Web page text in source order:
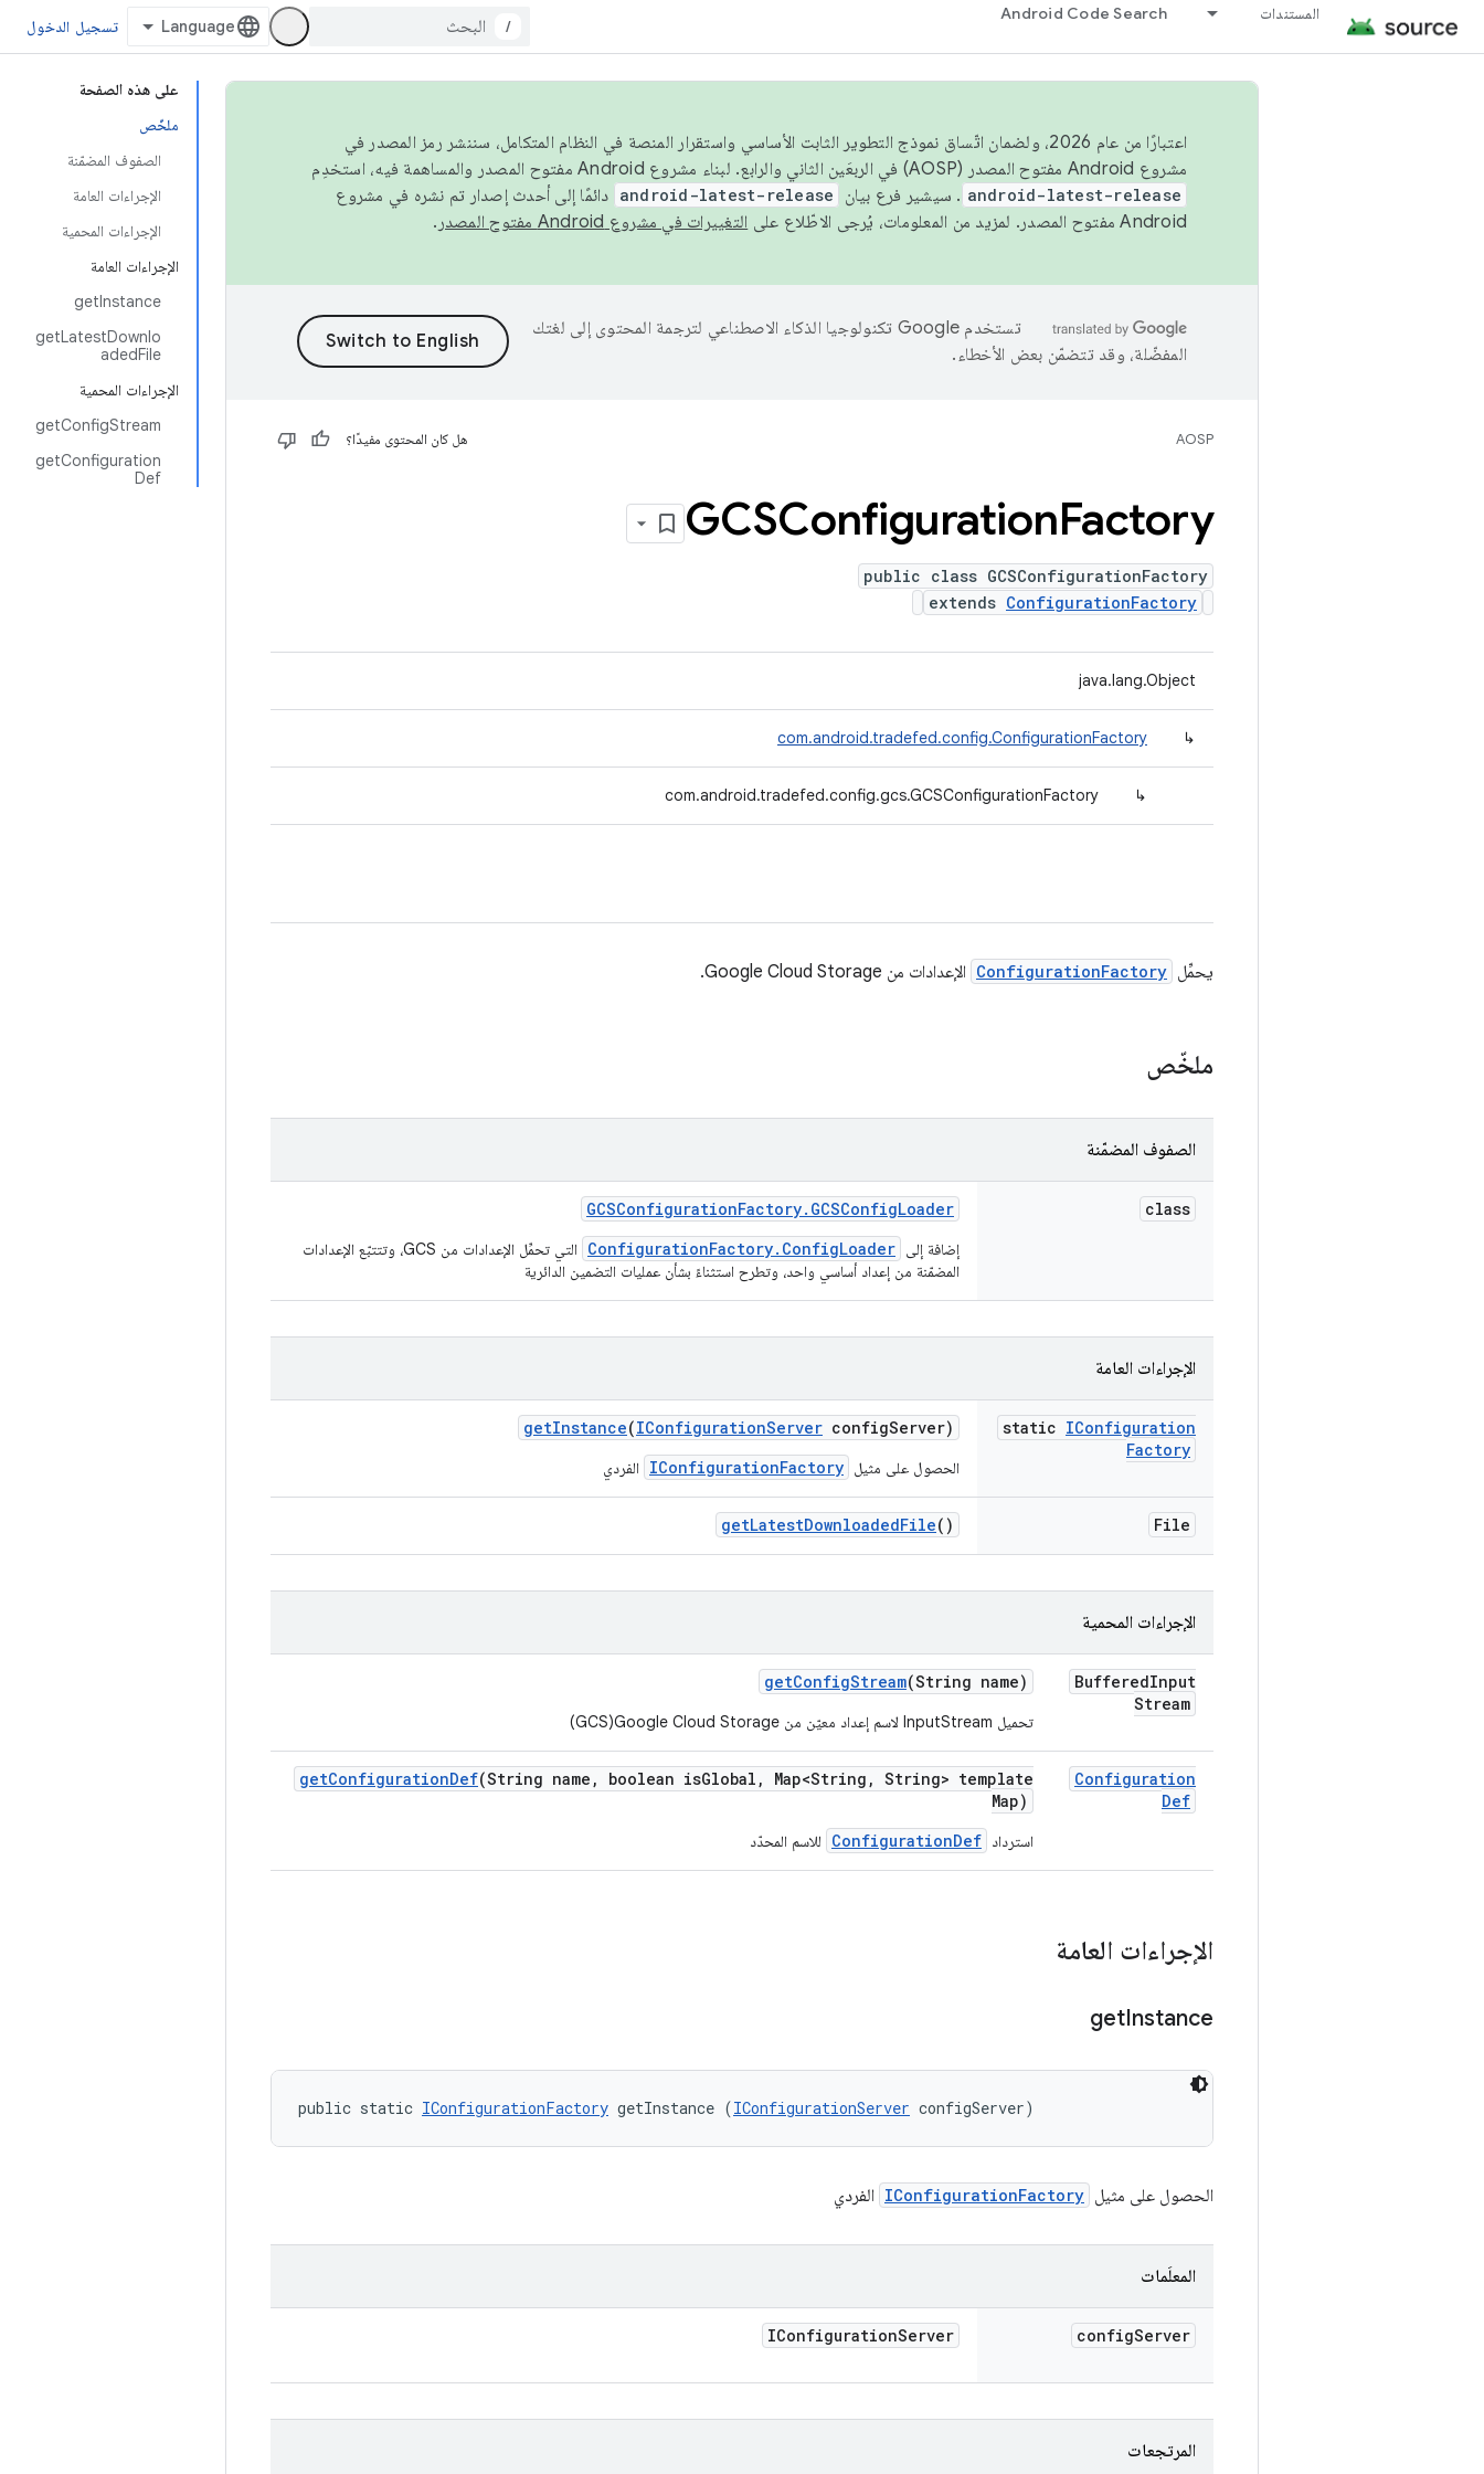
المستندات Android Code Search
/ تسجيل الدخول
على هذه الصفحة
ملخّص
الصفوف المضمّنة
الإجراءات العامة
الإجراءات المحمية
الإجراءات العامة
getInstance
getLatestDownlo
adedFile
الإجراءات المحمية
getConfigStream
getConfiguration
Def
اعتبارًا من عام 2026، ولضمان اتّساق نموذج التطوير الثابت الأساسي واستقرار المنصة في النظام المتكامل، سننشر رمز المصدر في
مشروع Android مفتوح المصدر (AOSP) في الربعَين الثاني والرابع. لبناء مشروع Android مفتوح المصدر والمساهمة فيه، استخدِم
android-latest-release . سيشير فرع بيان android-latest-release دائمًا إلى أحدث إصدار تم نشره في مشروع
Android مفتوح المصدر. لمزيد من المعلومات، يُرجى الاطّلاع على
التغييرات في مشروع Android مفتوح المصدر .
تستخدم Google تكنولوجيا الذكاء الاصطناعي لترجمة المحتوى إلى لغتك
المفضّلة، وقد تتضمّن بعض الأخطاء.
AOSP هل كان المحتوى مفيدًا؟
GCSConfigurationFactory
public class GCSConfigurationFactory
extends ConfigurationFactory
java.lang.Object
↳
com.android.tradefed.config.ConfigurationFactory
↳
com.android.tradefed.config.gcs.GCSConfigurationFactory
يحمِّل ConfigurationFactory الإعدادات من Google Cloud Storage.
ملخّص
الصفوف المضمّنة
class
GCSConfigurationFactory. GCSConfigLoader
إضافة إلى ConfigurationFactory.ConfigLoader
التي تحمِّل الإعدادات من GCS، وتتتبّع الإعدادات
المضمّنة من إعداد أساسي واحد، وتطرح استثناءً بشأن عمليات التضمين الدائرية
الإجراءات العامة
static IConfiguration
Factory
getInstance(IConfigurationServer configServer)
الحصول على مثيل IConfigurationFactory الفردي
File
getLatestDownloadedFile()
الإجراءات المحمية
BufferedInput
Stream
getConfigStream(String name)
تحميل InputStream لاسم إعداد معيّن من Google Cloud Storage‏(GCS)
Configuration
Def
getConfigurationDef(String name , boolean isGlobal , Map<String , String> template
Map)
استرداد ConfigurationDef للاسم المحدّد
الإجراءات العامة
getInstance
public static IConfigurationFactory getInstance (IConfigurationServer configServer)
الحصول على مثيل IConfigurationFactory الفردي
المعلَمات
configServer
IConfigurationServer
المرتجعات